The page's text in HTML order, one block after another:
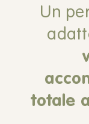
Un
totale